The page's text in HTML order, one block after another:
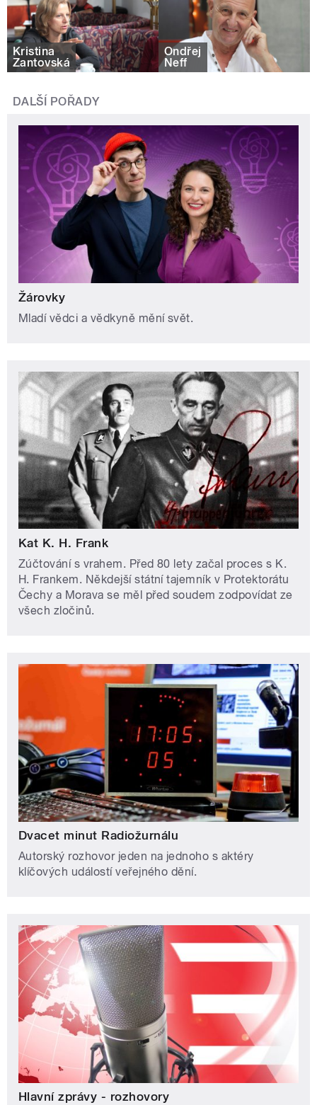
Kristina
Žantovská
Ondřej
Neff
DALŠÍ POŘADY
Žárovky
Mladí vědci a vědkyně mění svět.
Kat K. H. Frank
Zúčtování s vrahem. Před 80 lety začal proces s K.
H. Frankem. Někdejší státní tajemník v Protektorátu
Čechy a Morava se měl před soudem zodpovídat ze
všech zločinů.
Dvacet minut Radiožurnálu
Autorský rozhovor jeden na jednoho s aktéry
klíčových událostí veřejného dění.
Hlavní zprávy - rozhovory